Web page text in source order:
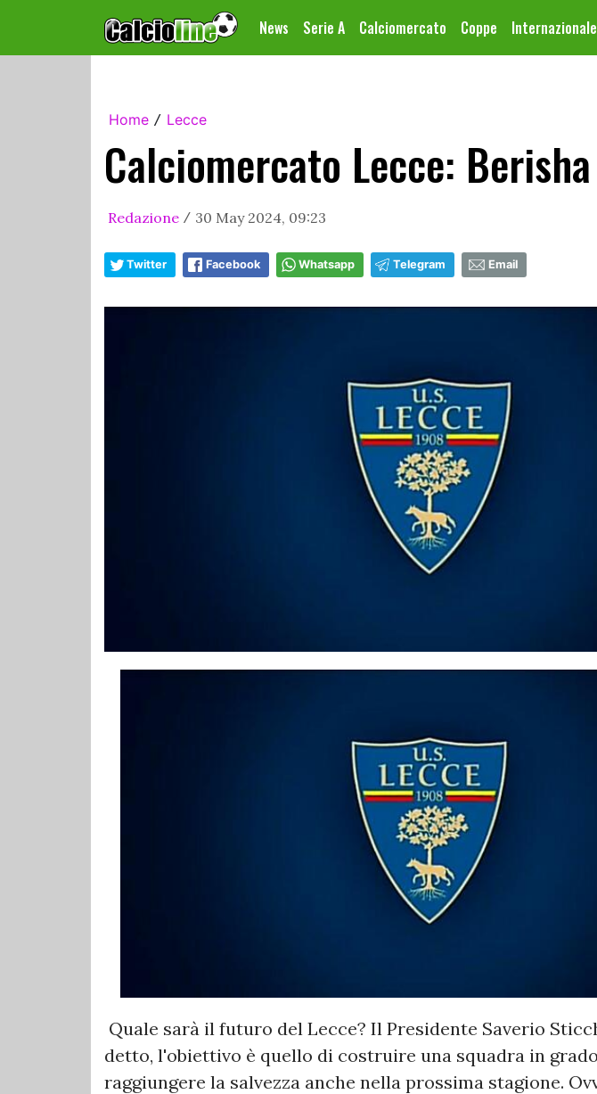
News Serie A Calciomercato Coppe Internazionale
Home / Lecce
Calciomercato Lecce:
Redazione / 30 May 2024, 09:23
Twitter Facebook Whatsapp Telegram Email
Quale sarà il futuro del Lecce? Il Presidente Saverio
detto, l'obiettivo è quello di costruire una squadra in
raggiungere la salvezza anche nella prossima stagione.